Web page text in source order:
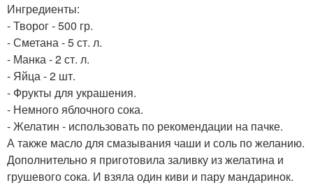
Ингредиенты:
- Творог - 500 гр.
- Сметана - 5 ст. л.
- Манка - 2 ст. л.
- Яйца - 2 шт.
- Фрукты для украшения.
- Немного яблочного сока.
- Желатин - использовать по рекомендации на пачке.
А также масло для смазывания чаши и соль по желанию.
Дополнительно я приготовила заливку из желатина и
грушевого сока. И взяла один киви и пару мандаринок.